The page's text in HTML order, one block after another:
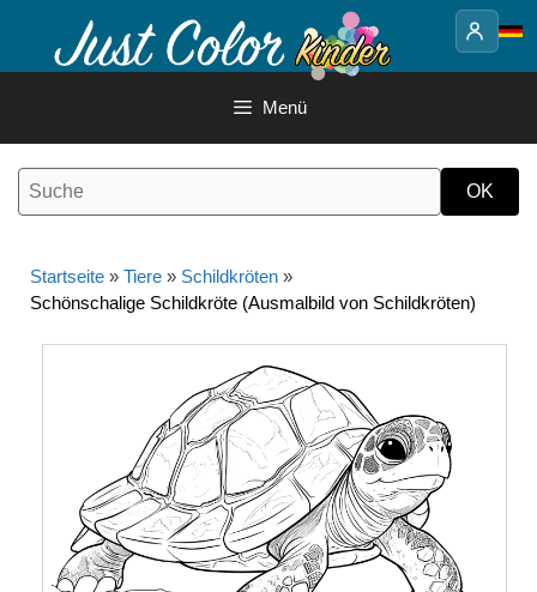
Inhalt
Menü
Startseite » Tiere » Schildkröten »
Schönschalige Schildkröte (Ausmalbild von Schildkröten)